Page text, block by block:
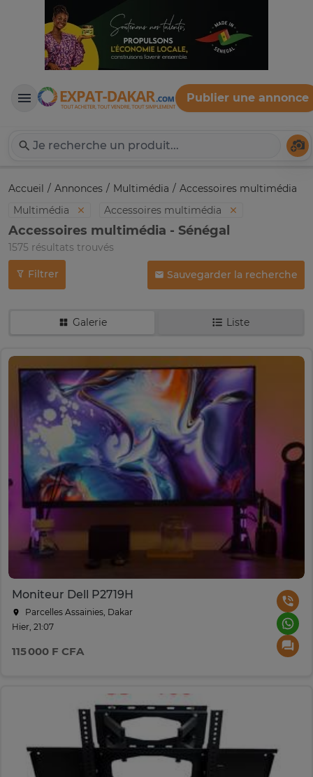
Expat-Dakar
Publier une annonce
Accueil Annonces Multimédia
Accessoires multimédia
Multimédia
Accessoires multimédia
Accessoires multimédia - Sénégal
1575 résultats trouvés
Filtrer Sauvegarder la recherche
Galerie Liste
Moniteur Dell P2719H
Parcelles Assainies, Dakar
Hier, 21:07
115 000 F CFA